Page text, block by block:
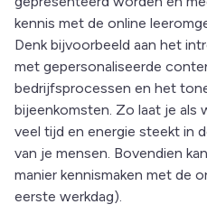
kennis met de online
Denk bijvoorbeeld aan het
met gepersonaliseerde
bedrijfsprocessen en het
bijeenkomsten. Zo laat je als
veel tijd en energie steekt in
van je mensen. Bovendien
manier kennismaken met de
eerste werkdag).